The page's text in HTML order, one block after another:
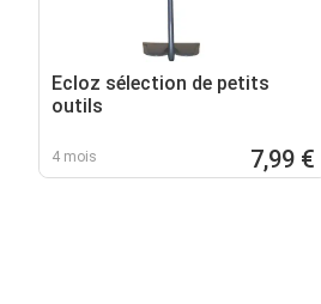
Ecloz sélection de petits
outils
4 mois 7,99 €